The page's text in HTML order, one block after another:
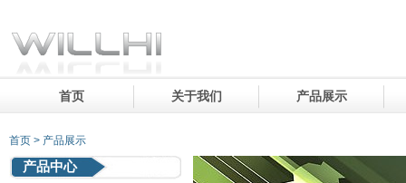
首页 关于我们 产品展示
首页 > 产品展示
产品中心